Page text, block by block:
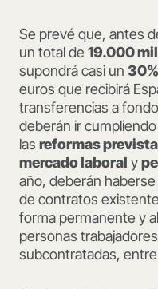
Se prevé que, antes
un total de 19.000
supondrá casi un 30%
euros que recibirá
transferencias a
deberán ir
las reformas
mercado laboral y
año, deberán
de contratos
forma permanente y
personas
subcontratadas,